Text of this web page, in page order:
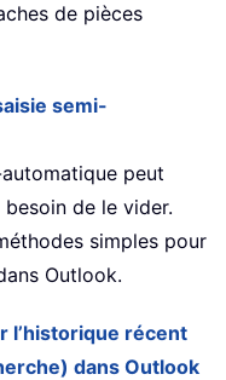
de pièces
semi-
peut
de le vider.
simples pour
Outlook.
l’historique récent
dans Outlook